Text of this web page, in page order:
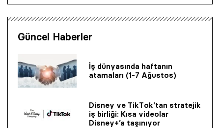
Güncel Haberler
İş dünyasında haftanın
atamaları (1-7 Ağustos)
Disney ve TikTok’tan stratejik
iş birliği: Kısa videolar
Disney+’a taşınıyor